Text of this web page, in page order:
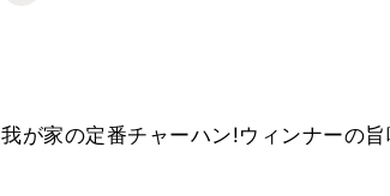
我が家の定番チャーハン!ウィンナーの